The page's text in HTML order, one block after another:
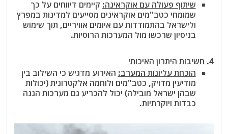
שיתוף פעולה עם אוקראינה: קיימים דיווחים על כך
שמומחי כטב"מים אוקראינים מסייעים למדינות במפרץ
ולישראל בהתמודדות עם איומים אוויריים, תוך שימוש
בניסיון שרכשו מול המערכות הרוסיות.
4. חשיבות היתרון האיכותי
הוכחת עליונות המערב: האירוע מדגיש כי השילוב בין
מודיעין מדויק, כטב"מים ולוחמה אלקטרונית (יכולות
שבהן ישראל מובילה) יכול להכריע גם מערכות הגנה
כבדות ויוקרתיות.